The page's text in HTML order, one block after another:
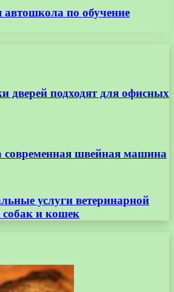
автошкола по обучение
дверей подходят для офисных
современная швейная машина
услуги ветеринарной
и кошек